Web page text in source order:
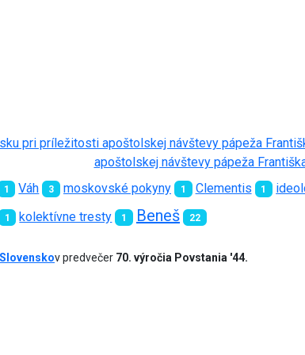
apoštolskej návštevy pápeža
1 Váh 3 moskovské pokyny 1 Clementis 1
1 kolektívne tresty 1 Beneš 22
v predvečer 70. výročia Povstania '44.